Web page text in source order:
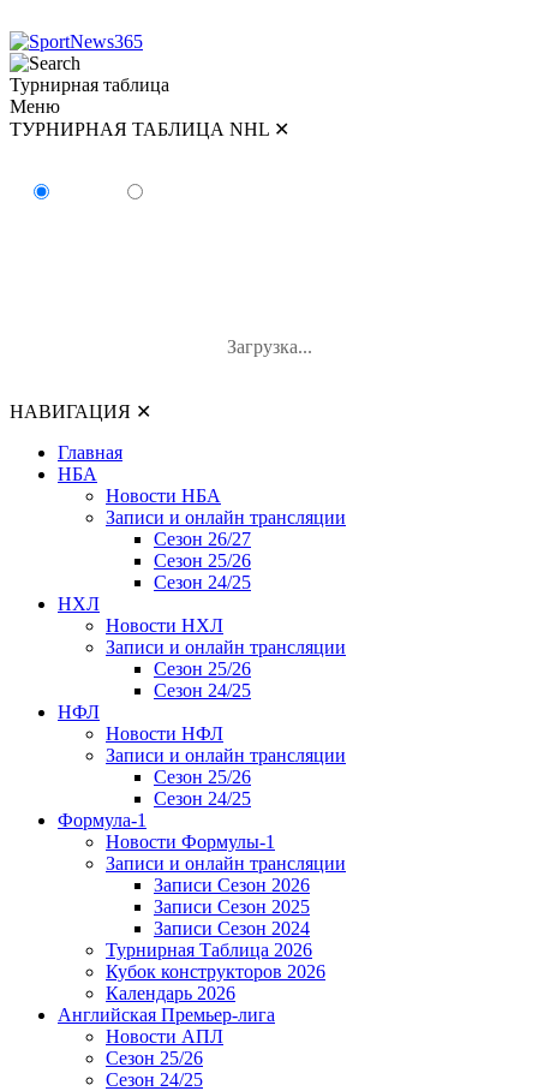
Турнирная таблица
Меню
ТУРНИРНАЯ ТАБЛИЦА NHL ✕
Загрузка...
НАВИГАЦИЯ ✕
Главная
НБА
Новости НБА
Записи и онлайн трансляции
Сезон 26/27
Сезон 25/26
Сезон 24/25
НХЛ
Новости НХЛ
Записи и онлайн трансляции
Сезон 25/26
Сезон 24/25
НФЛ
Новости НФЛ
Записи и онлайн трансляции
Сезон 25/26
Сезон 24/25
Формула-1
Новости Формулы-1
Записи и онлайн трансляции
Записи Сезон 2026
Записи Сезон 2025
Записи Сезон 2024
Турнирная Таблица 2026
Кубок конструкторов 2026
Календарь 2026
Английская Премьер-лига
Новости АПЛ
Сезон 25/26
Сезон 24/25